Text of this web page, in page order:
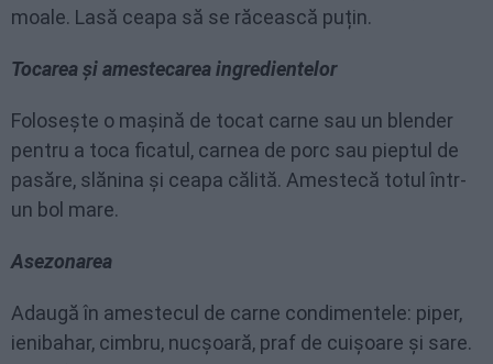
moale. Lasă ceapa să se răcească puțin.
Tocarea și amestecarea ingredientelor
Folosește o mașină de tocat carne sau un blender
pentru a toca ficatul, carnea de porc sau pieptul de
pasăre, slănina și ceapa călită. Amestecă totul într-
un bol mare.
Asezonarea
Adaugă în amestecul de carne condimentele: piper,
ienibahar, cimbru, nucșoară, praf de cuișoare și sare.